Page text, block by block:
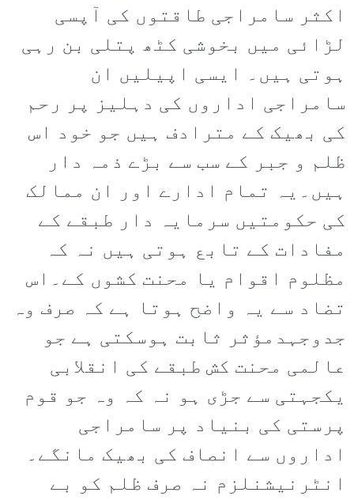
اکثر سامراجی طاقتوں کی آپسی
لڑائی میں بخوشی کٹھ پتلی بن رہی
ہوتی ہیں۔ ایسی اپیلیں ان
سامراجی اداروں کی دہلیز پر رحم
کی بھیک کے مترادف ہیں جو خود اس
ظلم و جبر کے سب سے بڑے ذمہ دار
ہیں۔یہ تمام ادارے اور ان ممالک
کی حکومتیں سرمایہ دار طبقے کے
مفادات کے تابع ہوتی ہیں نہ کہ
مظلوم اقوام یا محنت کشوں کے۔اس
تضاد سے یہ واضح ہوتا ہے کہ صرف وہ
جدوجہدمؤثر ثابت ہوسکتی ہے جو
عالمی محنت کش طبقے کی انقلابی
یکجہتی سے جڑی ہو نہ کہ وہ جو قوم
پرستی کی بنیاد پر سامراجی
اداروں سے انصاف کی بھیک مانگے۔
انٹرنیشنلزم نہ صرف ظلم کو بے